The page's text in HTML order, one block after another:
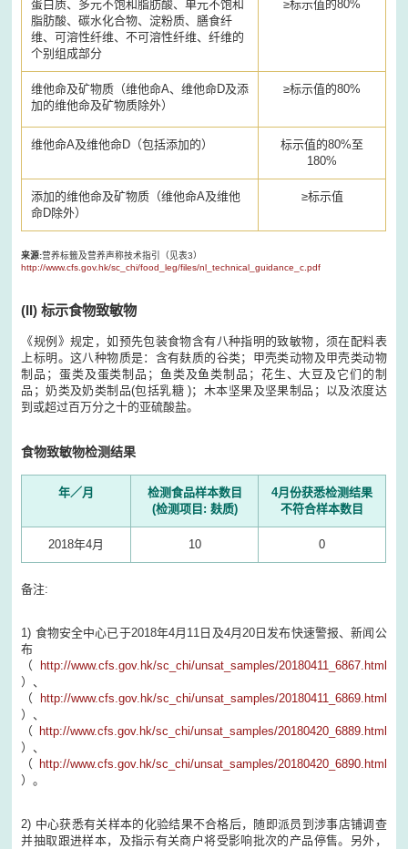
蛋白质、多元不饱和脂肪酸、单元不饱和
脂肪酸、碳水化合物、淀粉质、膳食纤
维、可溶性纤维、不可溶性纤维、纤维的
个别组成部分
≥标示值的80%
维他命及矿物质（维他命A、维他命D及添
加的维他命及矿物质除外）
≥标示值的80%
维他命A及维他命D（包括添加的）
标示值的80%至
180%
添加的维他命及矿物质（维他命A及维他
命D除外）
≥标示值
来源:营养标籤及营养声称技术指引（见表3）
http://www.cfs.gov.hk/sc_chi/food_leg/files/nl_technical_guidance_c.pdf
(II) 标示食物致敏物
《规例》规定，如预先包装食物含有八种指明的致敏物，须在配料表
上标明。这八种物质是：含有麸质的谷类；甲壳类动物及甲壳类动物
制品；蛋类及蛋类制品；鱼类及鱼类制品；花生、大豆及它们的制
品；奶类及奶类制品(包括乳糖 )；木本坚果及坚果制品；以及浓度达
到或超过百万分之十的亚硫酸盐。
食物致敏物检测结果
年／月
检测食品样本数目
(检测项目: 麸质)
4月份获悉检测结果
不符合样本数目
2018年4月 10 0
备注:
1) 食物安全中心已于2018年4月11日及4月20日发布快速警报、新闻公
布
（
http://www.cfs.gov.hk/sc_chi/unsat_samples/20180411_6867.html
）、
（
http://www.cfs.gov.hk/sc_chi/unsat_samples/20180411_6869.html
）、
（
http://www.cfs.gov.hk/sc_chi/unsat_samples/20180420_6889.html
）、
（
http://www.cfs.gov.hk/sc_chi/unsat_samples/20180420_6890.html
）。
2) 中心获悉有关样本的化验结果不合格后，随即派员到涉事店铺调查
并抽取跟进样本，及指示有关商户将受影响批次的产品停售。另外，